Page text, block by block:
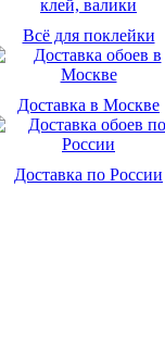
Всё для поклейки
Доставка в Москве
Доставка по России